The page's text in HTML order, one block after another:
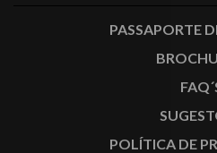
PASSAPORTE
POLÍTICA DE